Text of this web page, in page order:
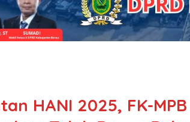
HANI 2025, FK-MPB